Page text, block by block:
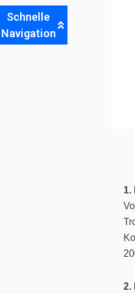
1.
2.
Schnelle
Navigation